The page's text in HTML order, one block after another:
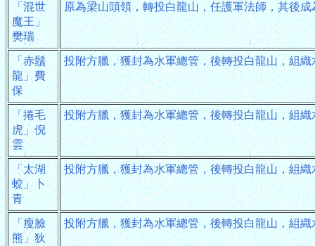
「混世
魔王」
樊瑞
原為梁山頭領，轉投白龍山，任護軍法師，其後
「赤鬚
龍」費
保
投附方臘，獲封為水軍總管，後轉投白龍山，組
「捲毛
虎」倪
雲
投附方臘，獲封為水軍總管，後轉投白龍山，組
「太湖
蛟」卜
青
投附方臘，獲封為水軍總管，後轉投白龍山，組
「瘦臉
熊」狄
投附方臘，獲封為水軍總管，後轉投白龍山，組